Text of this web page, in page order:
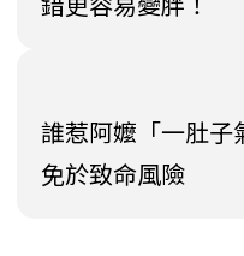
誰惹阿嬤「一肚子
免於致命風險